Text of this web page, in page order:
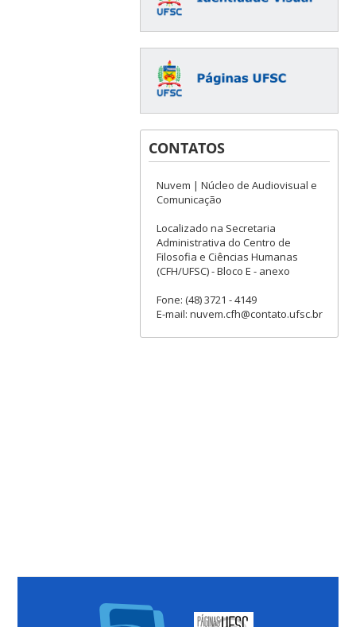
CONTATOS
Nuvem | Núcleo de Audiovisual e
Comunicação
Localizado na Secretaria
Administrativa do Centro de
Filosofia e Ciências Humanas
(CFH/UFSC) - Bloco E - anexo
Fone: (48) 3721 - 4149
E-mail: nuvem.cfh@contato.ufsc.br